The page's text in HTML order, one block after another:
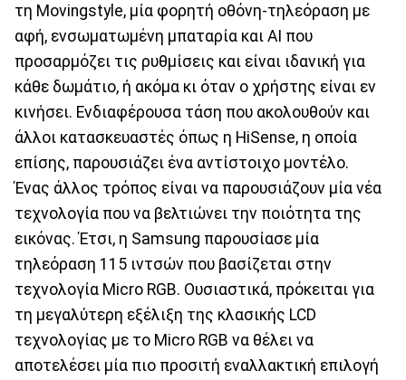
τη Movingstyle, μία φορητή οθόνη-τηλεόραση με
αφή, ενσωματωμένη μπαταρία και AI που
προσαρμόζει τις ρυθμίσεις και είναι ιδανική για
κάθε δωμάτιο, ή ακόμα κι όταν ο χρήστης είναι εν
κινήσει. Ενδιαφέρουσα τάση που ακολουθούν και
άλλοι κατασκευαστές όπως η HiSense, η οποία
επίσης, παρουσιάζει ένα αντίστοιχο μοντέλο.
Ένας άλλος τρόπος είναι να παρουσιάζουν μία νέα
τεχνολογία που να βελτιώνει την ποιότητα της
εικόνας. Έτσι, η Samsung παρουσίασε μία
τηλεόραση 115 ιντσών που βασίζεται στην
τεχνολογία Micro RGB. Ουσιαστικά, πρόκειται για
τη μεγαλύτερη εξέλιξη της κλασικής LCD
τεχνολογίας με το Micro RGB να θέλει να
αποτελέσει μία πιο προσιτή εναλλακτική επιλογή